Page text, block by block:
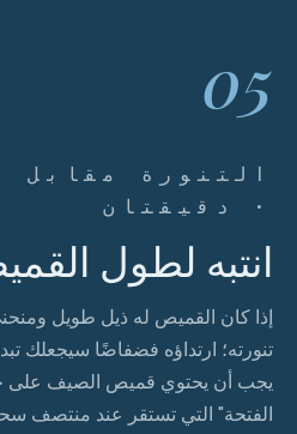
05
التنورة مقابل
· دقيقتان
انتبه لطول
إذا كان القميص له ذيل طويل
تنورته؛ ارتداؤه فضفاضًا سيجعلك
يجب أن يحتوي قميص الصيف على
الفتحة" التي تستقر عند منتصف